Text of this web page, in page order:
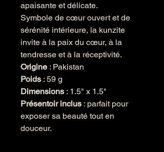
apaisante et délicate.
Symbole de cœur ouvert et de
sérénité intérieure, la kunzite
invite à la paix du cœur, à la
tendresse et à la réceptivité.
Origine : Pakistan
Poids : 59 g
Dimensions : 1.5" x 1.5"
Présentoir inclus : parfait pour
exposer sa beauté tout en
douceur.